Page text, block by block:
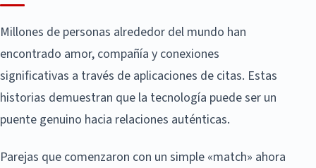
Millones de personas alrededor del mundo han
encontrado amor, compañía y conexiones
significativas a través de aplicaciones de citas. Estas
historias demuestran que la tecnología puede ser un
puente genuino hacia relaciones auténticas.
Parejas que comenzaron con un simple «match» ahora